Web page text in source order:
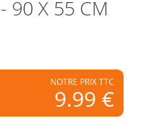
90 X 55 CM
NOTRE PRIX TTC
9.99 €